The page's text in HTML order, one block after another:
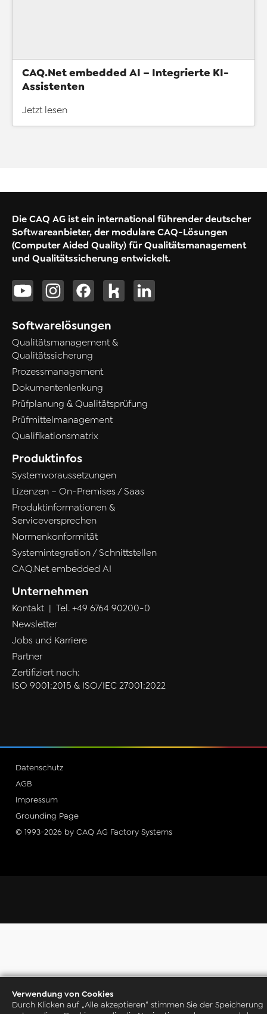
CAQ.Net embedded AI – Integrierte KI-
Assistenten
Jetzt lesen
Die CAQ AG ist ein international führender deutscher
Softwareanbieter, der modulare CAQ-Lösungen
(Computer Aided Quality) für Qualitätsmanagement
und Qualitätssicherung entwickelt.
Softwarelösungen
Qualitätsmanagement &
Qualitätssicherung
Prozessmanagement
Dokumentenlenkung
Prüfplanung & Qualitätsprüfung
Prüfmittelmanagement
Qualifikationsmatrix
Produktinfos
Systemvoraussetzungen
Lizenzen – On-Premises / Saas
Produktinformationen &
Serviceversprechen
Normenkonformität
Systemintegration / Schnittstellen
CAQ.Net embedded AI
Unternehmen
Kontakt| Tel. +49 6764 90200-0
Newsletter
Jobs und Karriere
Partner
Zertifiziert nach:
ISO 9001:2015 & ISO/IEC 27001:2022
© 1993-2026 by CAQ AG Factory Systems
Grounding Page
Impressum
AGB
Datenschutz
Verwendung von Cookies
Durch Klicken auf „Alle akzeptieren“ stimmen Sie der Speicherung